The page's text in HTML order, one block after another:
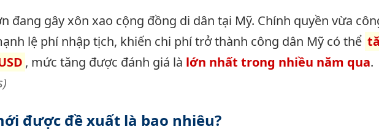
đang gây xôn xao cộng đồng di dân tại Mỹ. Chính quyền vừa
lệ phí nhập tịch, khiến chi phí trở thành công dân Mỹ có thể
, mức tăng được đánh giá là lớn nhất trong nhiều năm qua.
được đề xuất là bao nhiêu?